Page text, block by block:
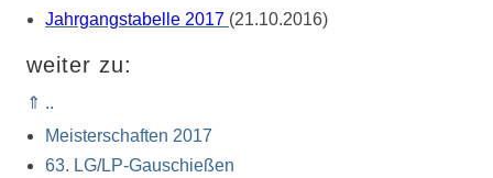
Jahrgangstabelle 2017 (21.10.2016)
weiter zu:
⇑ ..
Meisterschaften 2017
63. LG/LP-Gauschießen